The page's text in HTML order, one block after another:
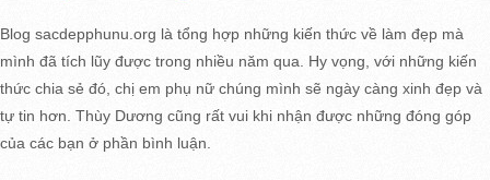
Blog sacdepphunu.org là tổng hợp những kiến thức về làm đẹp mà
mình đã tích lũy được trong nhiều năm qua. Hy vọng, với những kiến
thức chia sẻ đó, chị em phụ nữ chúng mình sẽ ngày càng xinh đẹp và
tự tin hơn. Thùy Dương cũng rất vui khi nhận được những đóng góp
của các bạn ở phần bình luận.